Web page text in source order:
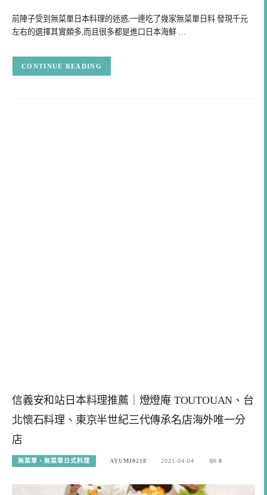
前陣子受到無菜單日本料理的迷惑,一連吃了幾家無菜單日料 發現千元
左右的選擇其實頗多,而且很多都是進口日本海鮮 …
CONTINUE READING
信義安和站日本料理推薦｜燈燈庵 TOUTOUAN、台
北懷石料理、東京半世紀三代傳承名店海外唯一分
店
無菜單、無菜單日式料理 AYUMI0218 2021-04-04 0